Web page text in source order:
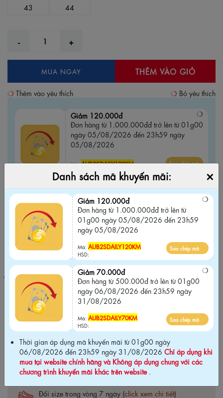
43
44
MUA NGAY THÊM VÀO GIỎ
Thêm vào yêu thích Bỏ yêu thích
Giảm 120.000đ
Đơn hàng từ 1.000.000đđ trở lên từ 01g00
ngày 05/08/2026 đến 23h59 ngày
05/08/2026
Mã:AUB2SDAILY120KM
HSD:
Sao chép mã
Giảm 70.000đ
Đơn hàng từ 500.000đ trở lên từ 01g00
ngày 06/08/2026 đến 23h59 ngày
31/08/2026
Mã: AUB2SDAILY70KM
HSD:
Sao chép mã
Thời gian áp dụng mã khuyến mãi từ 01g00 ngày 06/08/2026
đến 23h59 ngày 31/08/2026Chỉ áp dụng khi mua tại website
chính hãng và Không áp dụng chung với các chương trình khuyến
mãi khác trên website.
Cam kết chính hãng Biti's100%
Bảo hành 03 tháng (click xem chi tiết)
Đổi size trong vòng 7 ngày (click xem chi tiết)
Danh sách mã khuyến mãi: ×
Giảm 120.000đ
Đơn hàng từ 1.000.000đđ trở lên từ
01g00 ngày 05/08/2026 đến 23h59
ngày 05/08/2026
Mã: AUB2SDAILY120KM
HSD:
Sao chép mã
Giảm 70.000đ
Đơn hàng từ 500.000đ trở lên từ 01g00
ngày 06/08/2026 đến 23h59 ngày
31/08/2026
Mã: AUB2SDAILY70KM
HSD:
Sao chép mã
Thời gian áp dụng mã khuyến mãi từ 01g00 ngày
06/08/2026 đến 23h59 ngày 31/08/2026 Chỉ áp dụng khi
mua tại website chính hãng và Không áp dụng chung với các
chương trình khuyến mãi khác trên website